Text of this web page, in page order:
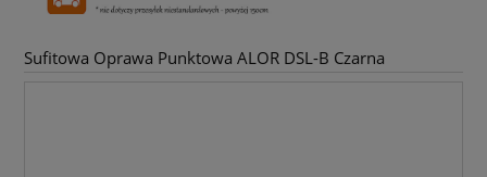
Sufitowa Oprawa Punktowa ALOR DSL-B Czarna